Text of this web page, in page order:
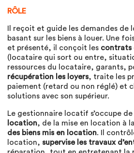
RÔLE
Il reçoit et guide les demandes de
basant sur les biens à louer. Une
et présenté, il conçoit les contrats
(locataire qui sort ou entre,
ressources du locataire, garants,
récupération les loyers, traite les
paiement (retard ou non réglé) et
solutions avec son supérieur.
Le gestionnaire locatif s’occupe
location, de la mise en location à la
des biens mis en location. Il
location, supervise les travaux